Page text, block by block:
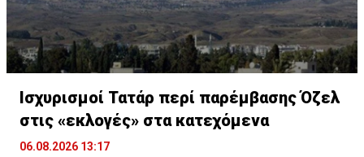
Ισχυρισμοί Τατάρ περί παρέμβασης Όζελ
στις «εκλογές» στα κατεχόμενα
06.08.2026 13:17